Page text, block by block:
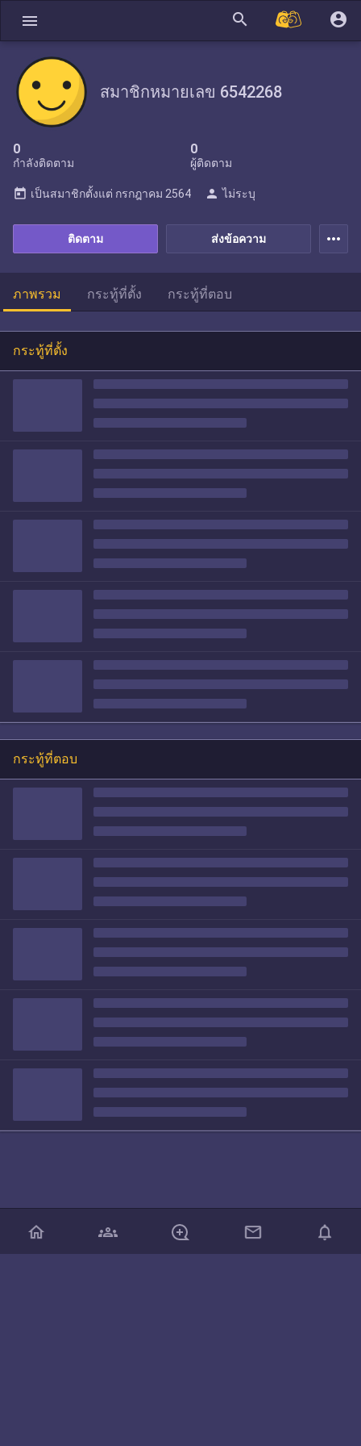
menu search account_circle
สมาชิกหมายเลข 6542268
0
กำลังติดตาม
0
ผู้ติดตาม
ส่งข้อความ
ติดตาม
today เป็นสมาชิกตั้งแต่ กรกฎาคม 2564 person ไม่ระบุ
more_horiz
ภาพรวม กระทู้ที่ตั้ง กระทู้ที่ตอบ
กระทู้ที่ตั้ง
กระทู้ที่ตอบ